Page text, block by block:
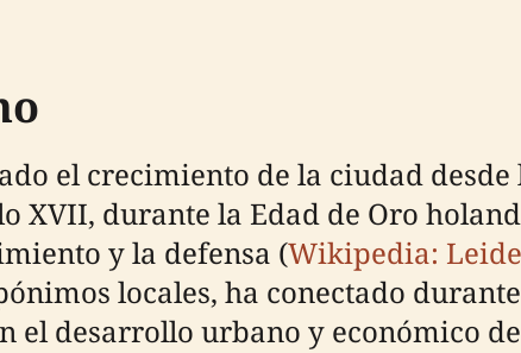
el crecimiento de la ciudad
XVII, durante la Edad de Oro
y la defensa (Wikipedia:
locales, ha conectado
el desarrollo urbano y económico